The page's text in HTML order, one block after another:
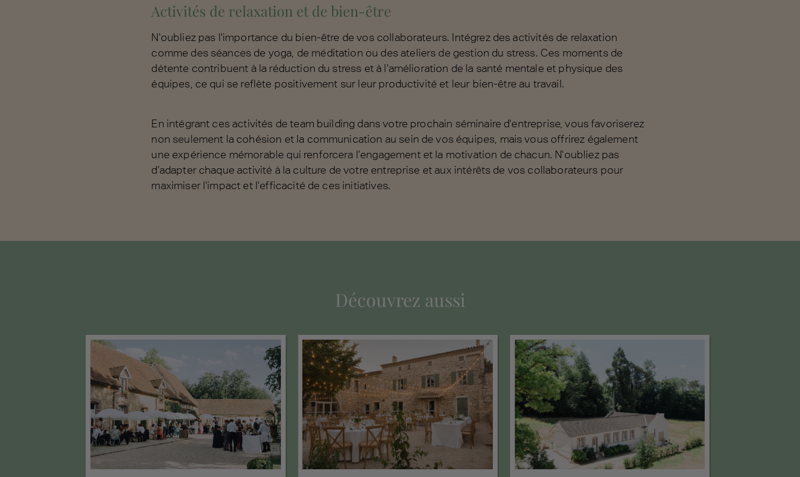
Activités de relaxation et de bien-être
N'oubliez pas l'importance du bien-être de vos collaborateurs. Intégrez des activités de relaxation
comme des séances de yoga, de méditation ou des ateliers de gestion du stress. Ces moments de
détente contribuent à la réduction du stress et à l'amélioration de la santé mentale et physique des
équipes, ce qui se reflète positivement sur leur productivité et leur bien-être au travail.
En intégrant ces activités de team building dans votre prochain séminaire d'entreprise, vous favoriserez
non seulement la cohésion et la communication au sein de vos équipes, mais vous offrirez également
une expérience mémorable qui renforcera l'engagement et la motivation de chacun. N'oubliez pas
d'adapter chaque activité à la culture de votre entreprise et aux intérêts de vos collaborateurs pour
maximiser l'impact et l'efficacité de ces initiatives.
Découvrez aussi